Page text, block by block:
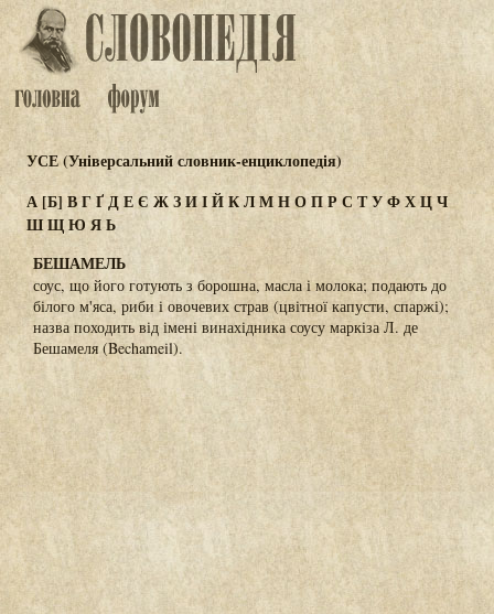
УСЕ (Універсальний словник-енциклопедія)
А[Б] ВГҐДЕЄ ЖЗИІЙКЛМНОПР СТУФХЦЧ
ШЩЮЯЬ
БЕШАМЕЛЬ
соус, що його готують з борошна, масла і молока; подають до
білого м'яса, риби і овочевих страв (цвітної капусти, спаржі);
назва походить від імені винахідника соусу маркіза Л. де
Бешамеля (Bechameil).